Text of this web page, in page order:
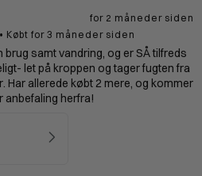
for 2 måneder siden
• Købt for 3 måneder siden
samt vandring, og er SÅ tilfreds
let på kroppen og tager fugten fra
Har allerede købt 2 mere, og kommer
anbefaling herfra!